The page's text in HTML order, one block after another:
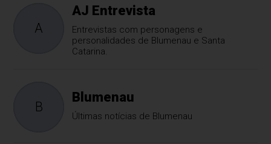
A
AJ Entrevista
Entrevistas com personagens e
personalidades de Blumenau e Santa
Catarina.
B
Blumenau
Últimas notícias de Blumenau